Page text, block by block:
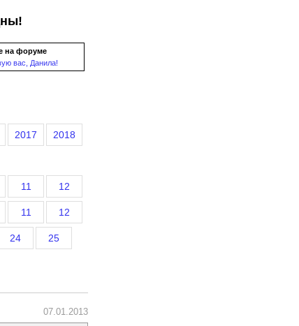
на форуме
вас, Данила!
2017 2018
11 12
11 12
24 25
07.01.2013